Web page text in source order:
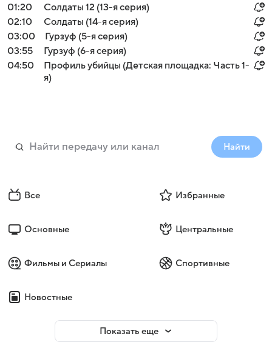
01:20
Солдаты 12 (13-я серия)
02:10
Солдаты (14-я серия)
03:00
Гурзуф (5-я серия)
03:55
Гурзуф (6-я серия)
04:50
Профиль убийцы (Детская площадка: Часть 1-
я)
Найти
Все Избранные
Основные Центральные
Фильмы и Сериалы Спортивные
Новостные
Показать еще